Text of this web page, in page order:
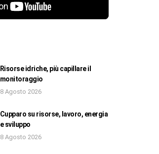
Risorse idriche, più capillare il
monitoraggio
8 Agosto 2026
Cupparo su risorse, lavoro, energia
e sviluppo
8 Agosto 2026